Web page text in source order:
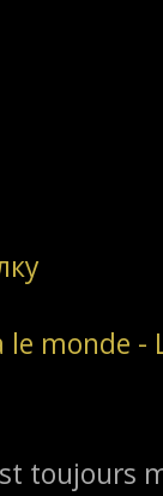
toujours